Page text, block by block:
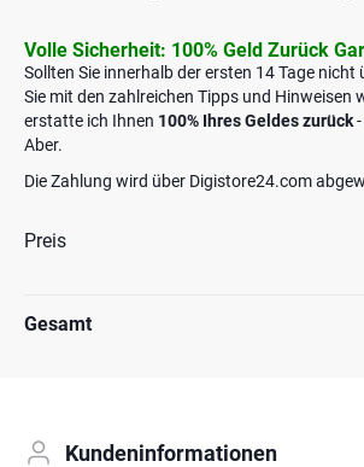
Volle Sicherheit: 100% Geld Zurück
Sollten Sie innerhalb der ersten 14 Tage nicht
Sie mit den zahlreichen Tipps und Hinweisen
erstatte ich Ihnen 100% Ihres Geldes zurück
Aber.
Die Zahlung wird über Digistore24.com
Preis
Gesamt
Kundeninformationen